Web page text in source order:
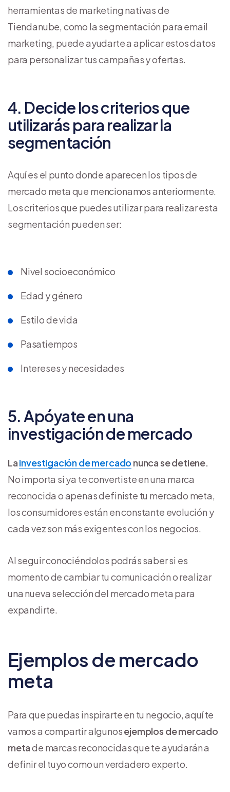
herramientas de marketing nativas de
Tiendanube, como la segmentación para email
marketing, puede ayudarte a aplicar estos datos
para personalizar tus campañas y ofertas.
4. Decide los criterios que
utilizarás para realizar la
segmentación
Aquí es el punto donde aparecen los tipos de
mercado meta que mencionamos anteriormente.
Los criterios que puedes utilizar para realizar esta
segmentación pueden ser:
Nivel socioeconómico
Edad y género
Estilo de vida
Pasatiempos
Intereses y necesidades
5. Apóyate en una
investigación de mercado
Lainvestigación de mercado nunca se detiene.
No importa si ya te convertiste en una marca
reconocida o apenas definiste tu mercado meta,
los consumidores están en constante evolución y
cada vez son más exigentes con los negocios.
Al seguir conociéndolos podrás saber si es
momento de cambiar tu comunicación o realizar
una nueva selección del mercado meta para
expandirte.
Ejemplos de mercado
meta
Para que puedas inspirarte en tu negocio, aquí te
vamos a compartir algunosejemplos de mercado
metade marcas reconocidas que te ayudarán a
definir el tuyo como un verdadero experto.